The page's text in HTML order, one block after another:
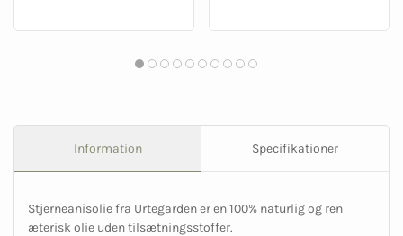
Information Specifikationer
Stjerneanisolie fra Urtegarden er en 100% naturlig og ren
æterisk olie uden tilsætningsstoffer.